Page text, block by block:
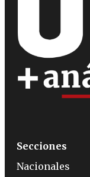
Secciones
Nacionales